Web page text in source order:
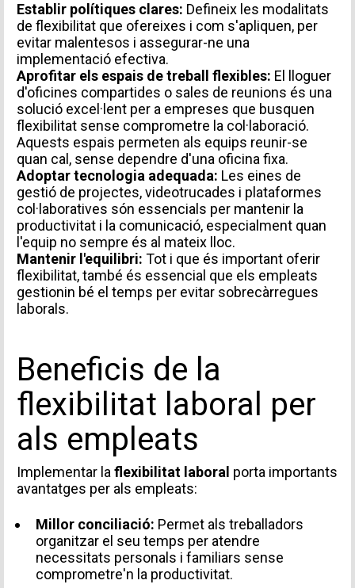
Establir polítiques clares: Defineix les modalitats
de flexibilitat que ofereixes i com s'apliquen, per
evitar malentesos i assegurar-ne una
implementació efectiva.
Aprofitar els espais de treball flexibles: El lloguer
d'oficines compartides o sales de reunions és una
solució excel·lent per a empreses que busquen
flexibilitat sense comprometre la col·laboració.
Aquests espais permeten als equips reunir-se
quan cal, sense dependre d'una oficina fixa.
Adoptar tecnologia adequada: Les eines de
gestió de projectes, videotrucades i plataformes
col·laboratives són essencials per mantenir la
productivitat i la comunicació, especialment quan
l'equip no sempre és al mateix lloc.
Mantenir l'equilibri: Tot i que és important oferir
flexibilitat, també és essencial que els empleats
gestionin bé el temps per evitar sobrecàrregues
laborals.
Beneficis de la
flexibilitat laboral per
als empleats
Implementar laflexibilitat laboral porta importants
avantatges per als empleats:
Millor conciliació: Permet als treballadors
organitzar el seu temps per atendre
necessitats personals i familiars sense
comprometre'n la productivitat.